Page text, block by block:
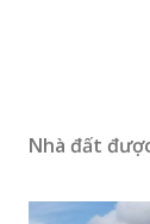
Nhà đất